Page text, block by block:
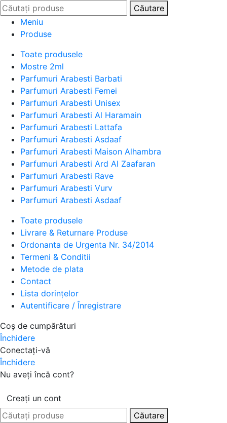
Căutare
Meniu
Produse
Toate produsele
Mostre 2ml
Parfumuri Arabesti Barbati
Parfumuri Arabesti Femei
Parfumuri Arabesti Unisex
Parfumuri Arabesti Al Haramain
Parfumuri Arabesti Lattafa
Parfumuri Arabesti Asdaaf
Parfumuri Arabesti Maison Alhambra
Parfumuri Arabesti Ard Al Zaafaran
Parfumuri Arabesti Rave
Parfumuri Arabesti Vurv
Parfumuri Arabesti Asdaaf
Toate produsele
Livrare & Returnare Produse
Ordonanta de Urgenta Nr. 34/2014
Termeni & Conditii
Metode de plata
Contact
Lista dorințelor
Autentificare / Înregistrare
Coș de cumpărături
Închidere
Conectați-vă
Închidere
Nu aveți încă cont?
Creați un cont
Căutare